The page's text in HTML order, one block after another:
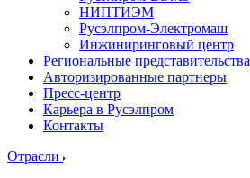
НИПТИЭМ
Русэлпром-Электромаш
Инжиниринговый центр
Региональные представительства
Авторизированные партнеры
Пресс-центр
Карьера в Русэлпром
Контакты
Отрасли